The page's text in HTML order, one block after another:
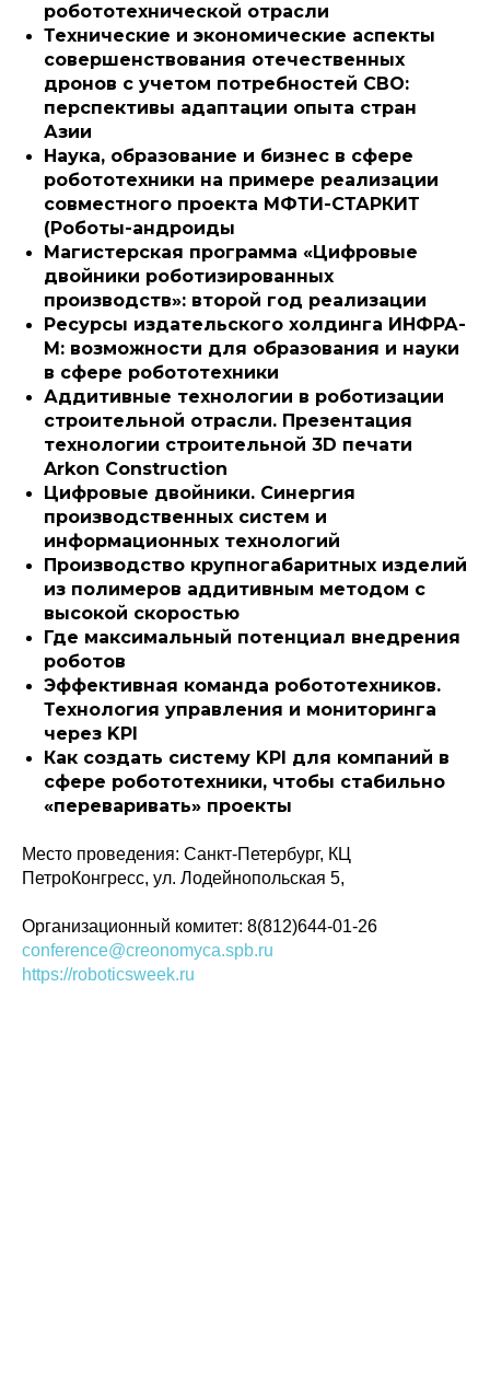
робототехнической отрасли
Технические и экономические аспекты
совершенствования отечественных
дронов с учетом потребностей СВО:
перспективы адаптации опыта стран
Азии
Наука, образование и бизнес в сфере
робототехники на примере реализации
совместного проекта МФТИ-СТАРКИТ
(Роботы-андроиды
Магистерская программа «Цифровые
двойники роботизированных
производств»: второй год реализации
Ресурсы издательского холдинга ИНФРА-
М: возможности для образования и науки
в сфере робототехники
Аддитивные технологии в роботизации
строительной отрасли. Презентация
технологии строительной 3D печати
Arkon Construction
Цифровые двойники. Синергия
производственных систем и
информационных технологий
Производство крупногабаритных изделий
из полимеров аддитивным методом с
высокой скоростью
Где максимальный потенциал внедрения
роботов
Эффективная команда робототехников.
Технология управления и мониторинга
через KPI
Как создать систему KPI для компаний в
сфере робототехники, чтобы стабильно
«переваривать» проекты
Место проведения: Санкт-Петербург, КЦ
ПетроКонгресс, ул. Лодейнопольская 5,
Организационный комитет: 8(812)644-01-26
conference@creonomyca.spb.ru
https://roboticsweek.ru
© 2015-2026 НАУРР. Все права защищены. При использовании материалов
ссылка на ROBOTUNION.RU — обязательна
Политика конфиденциальности
© 2015-2026 НАУРР. Все права защищены.
При использовании материалов ссылка на ROBOTUNION.RU — обязательна